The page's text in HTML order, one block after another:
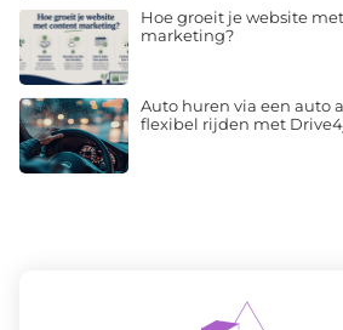
Hoe groeit je website
marketing?
Auto huren via een auto
flexibel rijden met